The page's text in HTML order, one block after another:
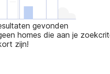
gevonden
homes die aan je
zijn!